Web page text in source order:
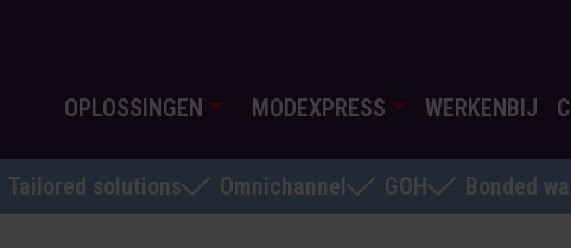
OPLOSSINGEN MODEXPRESS WERKENBIJ
Tailored solutions Omnichannel GOH Bonded